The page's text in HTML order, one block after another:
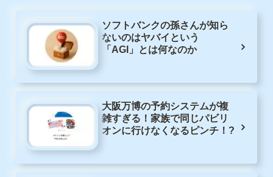
ソフトバンクの孫さんが知ら
ないのはヤバイという
「AGI」とは何なのか
大阪万博の予約システムが複
雑すぎる！家族で同じパビリ
オンに行けなくなるピンチ！?